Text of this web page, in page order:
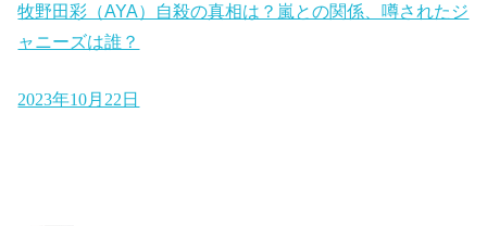
牧野田彩（AYA）自殺の真相は？嵐との関係、噂されたジ
ャニーズは誰？
2023年10月22日